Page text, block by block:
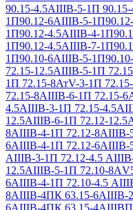
90.15-4.5АIIIВ-5-1П
1П90.12-6АIIIВ-5-1
1П90.12-4.5АIIIВ-4-1
1П90.12-4.5АIIIВ-7-1
1П90.10-6АIIIВ-5-1
72.15-12.5АIIIВ-5-1П
1П 72.15-8АтV-3-1П
72.15-8АIIIВ-6-1П 72.15-
4.5АIIIВ-3-1П 72.15-
12.5АIIIВ-6-1П 72.12-
8АIIIВ-4-1П 72.12-8АIIIВ-
6АIIIВ-4-1П 72.12-6АIIIВ-
АIIIВ-3-1П 72.12-4.5
12.5АIIIВ-5-1П 72.10-
6АIIIВ-4-1П 72.10-4.5
8АIIIВ-4ПК 63.15-6АIIIВ-2